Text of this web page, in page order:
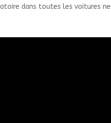
dans toutes les voitures